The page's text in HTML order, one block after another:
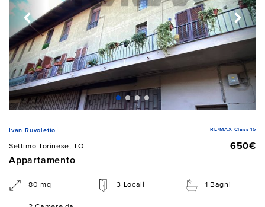
Ivan Ruvoletto RE/MAX Class 15
Settimo Torinese, TO
650€
Appartamento
80 mq 3 Locali 1 Bagni